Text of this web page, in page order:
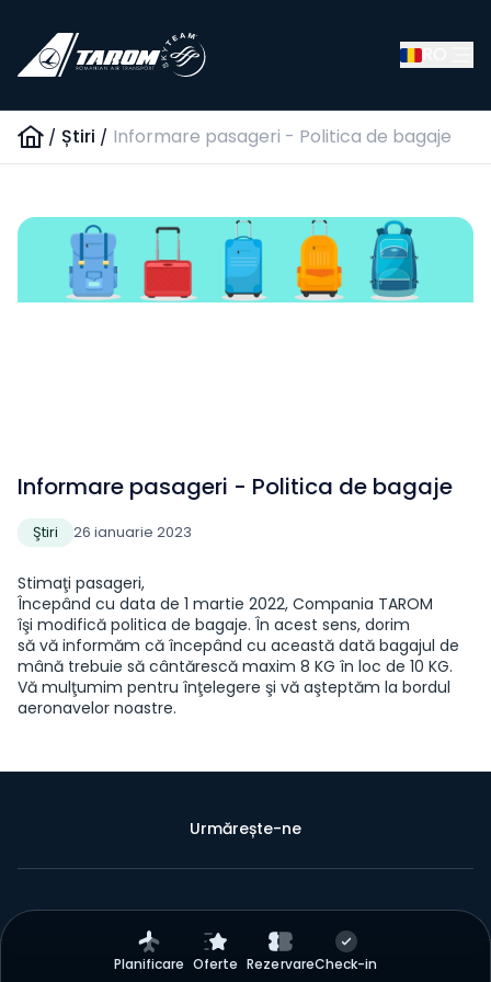
/ Știri / Informare pasageri - Politica de bagaje
Informare pasageri - Politica de bagaje
Ştiri 26 ianuarie 2023
Stimaţi pasageri,
Începând cu data de 1 martie 2022, Compania TAROM
îşi modifică politica de bagaje. În acest sens, dorim
să vă informăm că începând cu această dată bagajul de
mână trebuie să cântărescă maxim 8 KG în loc de 10 KG.
Vă mulţumim pentru înţelegere şi vă aşteptăm la bordul
aeronavelor noastre.
Urmărește-ne
Planificare Oferte RezervareCheck-in